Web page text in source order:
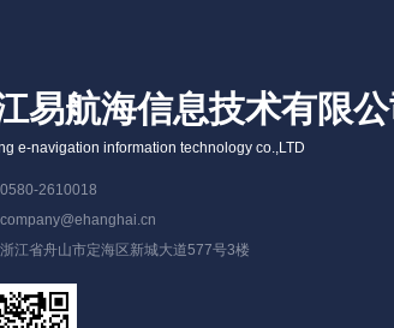
易航海信息技术有限
e-navigation information technology co.,LTD
2610018
江省舟山市定海区新城大道577号3楼